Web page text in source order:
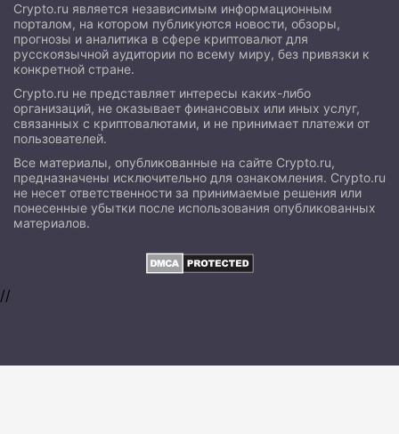
Crypto.ru является независимым информационным
порталом, на котором публикуются новости, обзоры,
прогнозы и аналитика в сфере криптовалют для
русскоязычной аудитории по всему миру, без привязки к
конкретной стране.
Crypto.ru не представляет интересы каких-либо
организаций, не оказывает финансовых или иных услуг,
связанных с криптовалютами, и не принимает платежи от
пользователей.
Все материалы, опубликованные на сайте Crypto.ru,
предназначены исключительно для ознакомления. Crypto.ru
не несет ответственности за принимаемые решения или
понесенные убытки после использования опубликованных
материалов.
//